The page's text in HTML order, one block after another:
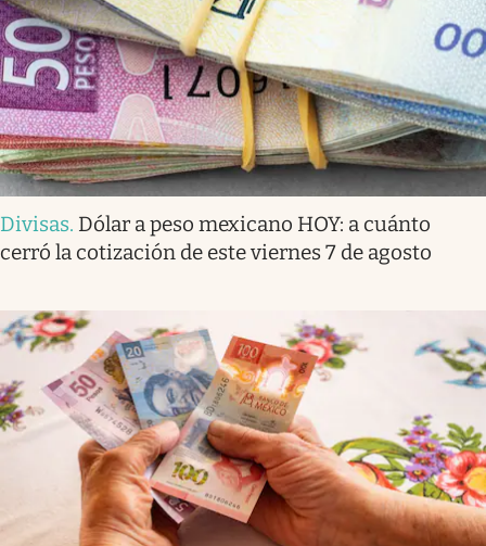
Divisas. Dólar a peso mexicano HOY: a cuánto
cerró la cotización de este viernes 7 de agosto